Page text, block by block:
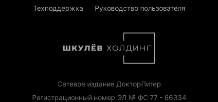
Техподдержка
Руководство пользователя
Сетевое издание ДокторПитер
Регистрационный номер ЭЛ № ФС 77 - 66334